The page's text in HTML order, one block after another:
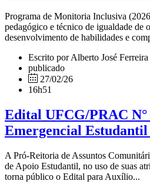
Programa de Monitoria Inclusiva
pedagógico e técnico de igualdade de
desenvolvimento de habilidades e
Escrito por Alberto José
publicado
27/02/26
16h51
Edital UFCG/PRAC
Emergencial
A Pró-Reitoria de Assuntos
de Apoio Estudantil, no uso de suas
torna público o Edital para Auxílio...